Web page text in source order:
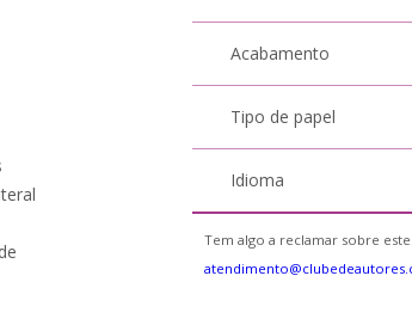
Acabamento
Tipo de papel
Idioma
Tem algo a reclamar sobre